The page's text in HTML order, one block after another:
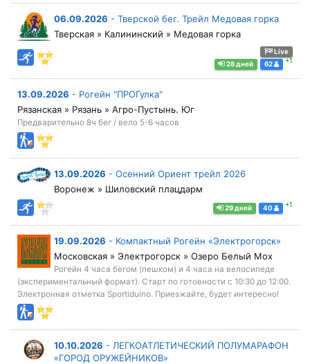
06.09.2026 - Тверской бег. Трейл Медовая горка
Тверская » Калининский » Медовая горка
Live
28 дней
62 +1
13.09.2026 - Рогейн "ПРОГулка"
Рязанская » Рязань » Агро-Пустынь. Юг
Предварительно 8ч бег / вело 5-6 часов
13.09.2026 - Осенний Ориент трейл 2026
Воронеж » Шиловский плацдарм
29 дней 40 +1
19.09.2026 - Компактный Рогейн «Электрогорск»
Московская » Электрогорск » Озеро Белый Мох
Рогейн 4 часа бегом (пешком) и 4 часа на велосипеде
(экспериментальный формат). Старт по готовности с 10:30 до 12:00.
Электронная отметка Sportiduino. Приезжайте, будет интересно!
10.10.2026 - ЛЕГКОАТЛЕТИЧЕСКИЙ ПОЛУМАРАФОН
«ГОРОД ОРУЖЕЙНИКОВ»